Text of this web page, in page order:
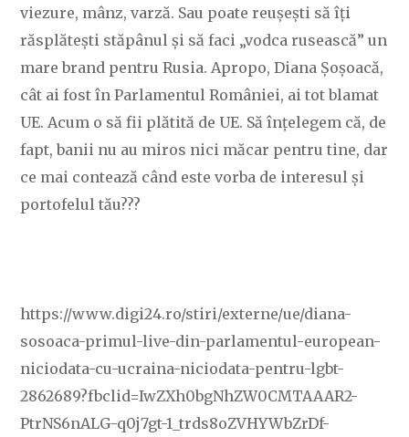
viezure, mânz, varză. Sau poate reușești să îți
răsplătești stăpânul și să faci „vodca rusească” un
mare brand pentru Rusia. Apropo, Diana Șoșoacă,
cât ai fost în Parlamentul României, ai tot blamat
UE. Acum o să fii plătită de UE. Să înțelegem că, de
fapt, banii nu au miros nici măcar pentru tine, dar
ce mai contează când este vorba de interesul și
portofelul tău???
https://www.digi24.ro/stiri/externe/ue/diana-
sosoaca-primul-live-din-parlamentul-european-
niciodata-cu-ucraina-niciodata-pentru-lgbt-
2862689?fbclid=IwZXh0bgNhZW0CMTAAAR2-
PtrNS6nALG-q0j7gt-1_trds8oZVHYWbZrDf-